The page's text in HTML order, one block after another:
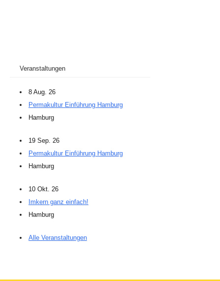
Veranstaltungen
8 Aug. 26
Permakultur Einführung Hamburg
Hamburg
19 Sep. 26
Permakultur Einführung Hamburg
Hamburg
10 Okt. 26
Imkern ganz einfach!
Hamburg
Alle Veranstaltungen